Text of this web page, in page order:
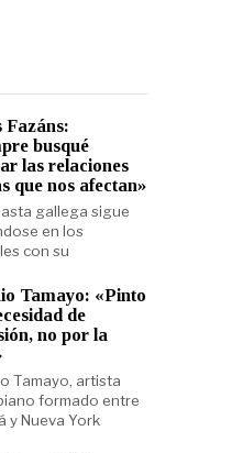
Fazáns:
busqué
las relaciones
que nos afectan»
gallega sigue
en los
con su
Tamayo: «Pinto
de
no por la
Tamayo, artista
formado entre
y Nueva York